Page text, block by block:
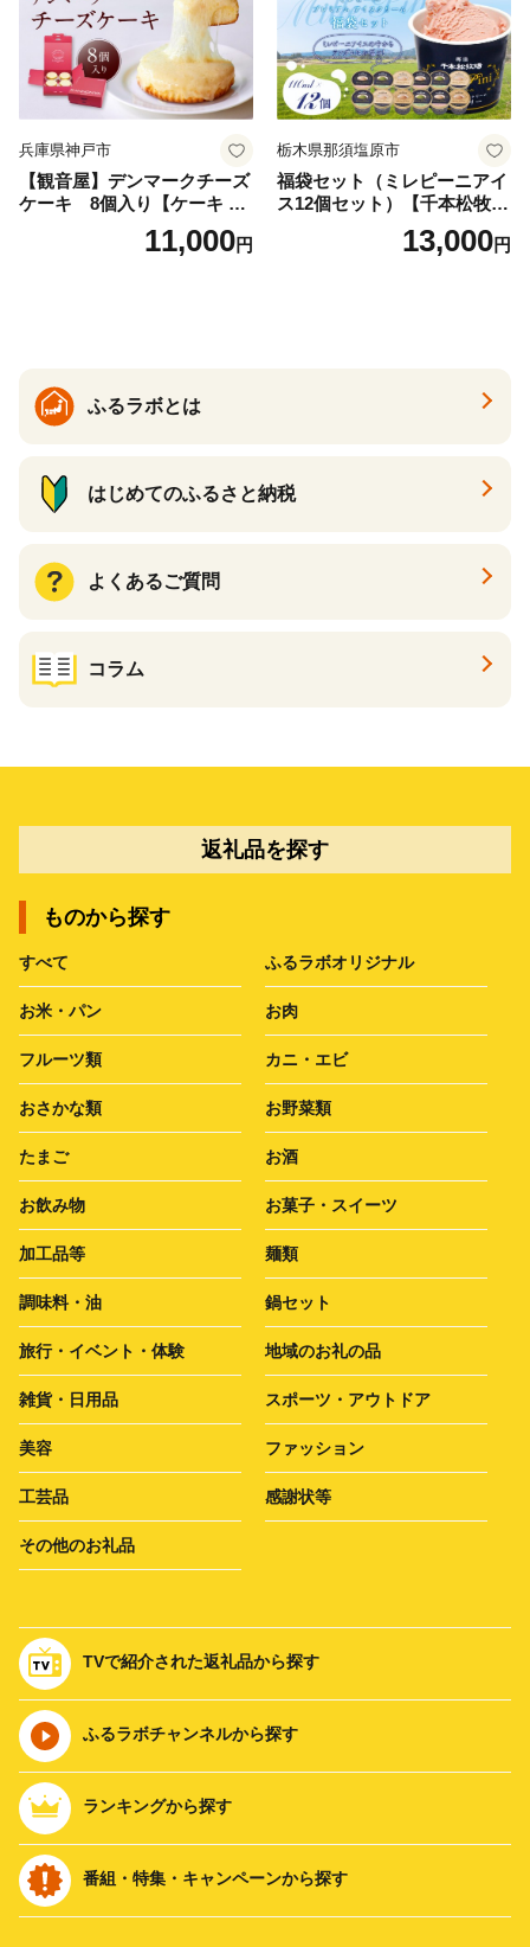
兵庫県神戸市
【観音屋】デンマークチーズ
ケーキ 8個入り【ケーキ チ
ーズケーキ 人気スイーツ お
すすめスイーツ 神戸スイー
11,000円
栃木県那須塩原市
福袋セット（ミレピーニアイ
ス12個セット）【千本松牧
場】 ns025-014-12 【デザー
ト 詰め合わせ ギフト】
13,000円
ふるラボとは
はじめてのふるさと納税
よくあるご質問
コラム
返礼品を探す
ものから探す
すべて ふるラボオリジナル
お米・パン お肉
フルーツ類 カニ・エビ
おさかな類 お野菜類
たまご お酒
お飲み物 お菓子・スイーツ
加工品等 麺類
調味料・油 鍋セット
旅行・イベント・体験 地域のお礼の品
雑貨・日用品 スポーツ・アウトドア
美容 ファッション
工芸品 感謝状等
その他のお礼品
TVで紹介された返礼品から探す
ふるラボチャンネルから探す
ランキングから探す
番組・特集・キャンペーンから探す